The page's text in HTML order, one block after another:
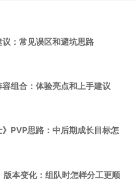
议：常见误区和避坑思路
容组合：体验亮点和上手建议
》PVP思路：中后期成长目标怎
版本变化：组队时怎样分工更顺